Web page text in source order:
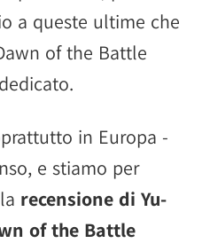
a queste ultime che
of the Battle
in Europa -
e stiamo per
recensione di Yu-
of the Battle